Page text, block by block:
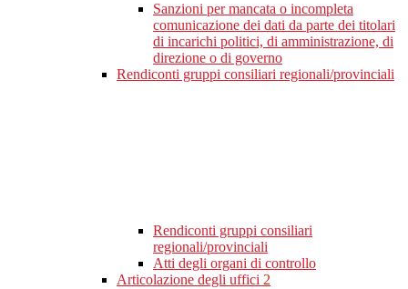
Sanzioni per mancata o incompleta
comunicazione dei dati da parte dei titolari
di incarichi politici, di amministrazione, di
direzione o di governo
Rendiconti gruppi consiliari regionali/provinciali
Rendiconti gruppi consiliari
regionali/provinciali
Atti degli organi di controllo
Articolazione degli uffici 2